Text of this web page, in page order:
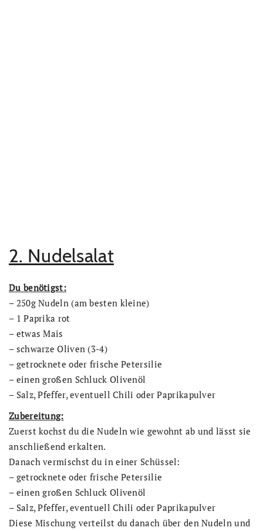
2. Nudelsalat
Du benötigst:
– 250g Nudeln (am besten kleine)
– 1 Paprika rot
– etwas Mais
– schwarze Oliven (3-4)
– getrocknete oder frische Petersilie
– einen großen Schluck Olivenöl
– Salz, Pfeffer, eventuell Chili oder Paprikapulver
Zubereitung:
Zuerst kochst du die Nudeln wie gewohnt ab und lässt sie
anschließend erkalten.
Danach vermischst du in einer Schüssel:
– getrocknete oder frische Petersilie
– einen großen Schluck Olivenöl
– Salz, Pfeffer, eventuell Chili oder Paprikapulver
Diese Mischung verteilst du danach über den Nudeln und